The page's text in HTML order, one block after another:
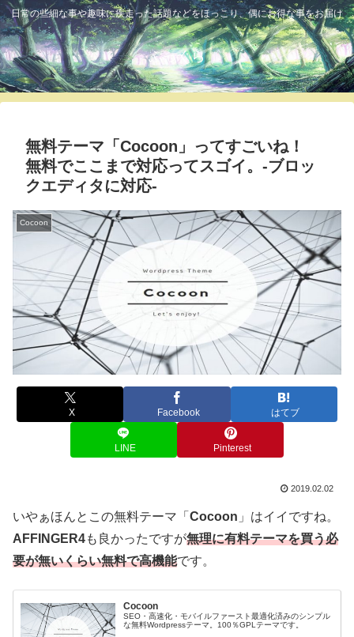
日常の些細な事や趣味に疾走った話題などをほっこり、偶にお得な事をお届け
ふっくら
無料テーマ「Cocoon」ってすごいね！
無料でここまで対応ってスゴイ。-ブロッ
クエディタに対応-
Cocoon
X Facebook はてブ
LINE Pinterest
2019.02.02
いやぁほんとこの無料テーマ「 Cocoon 」はイイですね。
AFFINGER4も良かったですが無理に有料テーマを買う必
要が無いくらい無料で高機能です。
Cocoon
SEO・高速化・モバイルファースト最適化済みのシンプル
な無料Wordpressテーマ。100％GPLテーマです。